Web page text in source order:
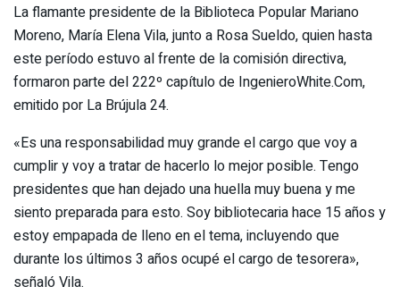
La flamante presidente de la Biblioteca Popular Mariano
Moreno, María Elena Vila, junto a Rosa Sueldo, quien hasta
este período estuvo al frente de la comisión directiva,
formaron parte del 222º capítulo de IngenieroWhite.Com,
emitido por La Brújula 24.
«Es una responsabilidad muy grande el cargo que voy a
cumplir y voy a tratar de hacerlo lo mejor posible. Tengo
presidentes que han dejado una huella muy buena y me
siento preparada para esto. Soy bibliotecaria hace 15 años y
estoy empapada de lleno en el tema, incluyendo que
durante los últimos 3 años ocupé el cargo de tesorera»,
señaló Vila.